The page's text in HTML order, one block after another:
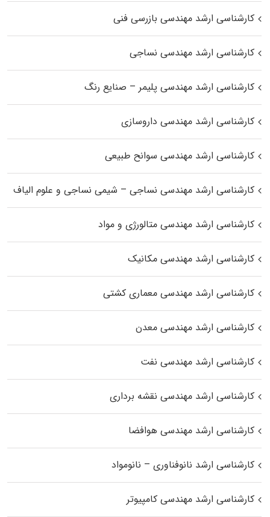
کارشناسی ارشد مهندسی بازرسی فنی
کارشناسی ارشد مهندسی نساجی
کارشناسی ارشد مهندسی پلیمر – صنایع رنگ
کارشناسی ارشد مهندسی داروسازی
کارشناسی ارشد مهندسی سوانح طبیعی
کارشناسی ارشد مهندسی نساجی – شیمی نساجی و علوم الیاف
کارشناسی ارشد مهندسی متالورژی و مواد
کارشناسی ارشد مهندسی مکانیک
کارشناسی ارشد مهندسی معماری کشتی
کارشناسی ارشد مهندسی معدن
کارشناسی ارشد مهندسی نفت
کارشناسی ارشد مهندسی نقشه برداری
کارشناسی ارشد مهندسی هوافضا
کارشناسی ارشد نانوفناوری – نانومواد
کارشناسی ارشد مهندسی کامپیوتر